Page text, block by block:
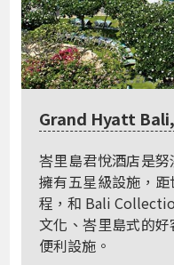
Grand Hyatt
峇里島君悅酒店是努
擁有五星級設施，
程，和 Bali
文化、峇里島式的
便利設施。